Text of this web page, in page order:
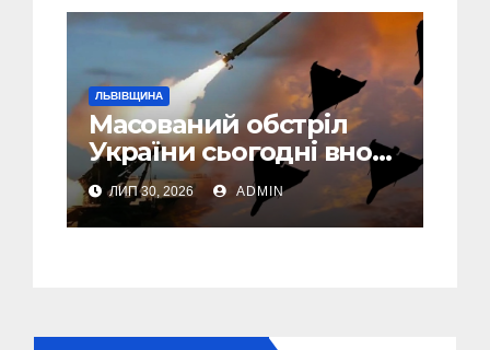
ЛЬВІВЩИНА
Масований обстріл
України сьогодні вночі:
У Львові пошкоджені
дві багатоповерхівки
ЛИП 30, 2026 ADMIN